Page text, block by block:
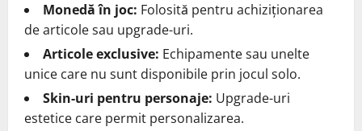
Monedă în joc: Folosită pentru achiziționarea
de articole sau upgrade-uri.
Articole exclusive: Echipamente sau unelte
unice care nu sunt disponibile prin jocul solo.
Skin-uri pentru personaje: Upgrade-uri
estetice care permit personalizarea.